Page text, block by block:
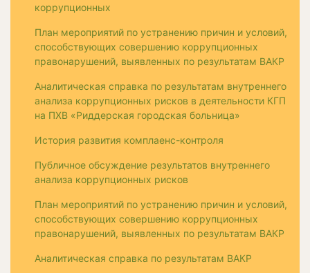
коррупционных
План мероприятий по устранению причин и условий,
способствующих совершению коррупционных
правонарушений, выявленных по результатам ВАКР
Аналитическая справка по результатам внутреннего
анализа коррупционных рисков в деятельности КГП
на ПХВ «Риддерская городская больница»
История развития комплаенс-контроля
Публичное обсуждение результатов внутреннего
анализа коррупционных рисков
План мероприятий по устранению причин и условий,
способствующих совершению коррупционных
правонарушений, выявленных по результатам ВАКР
Аналитическая справка по результатам ВАКР